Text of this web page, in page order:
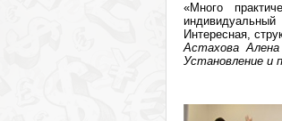
«Много
Интересная,
Астахова
Установление и